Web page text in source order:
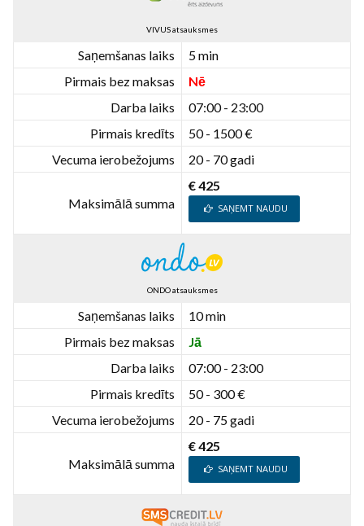
VIVUS atsauksmes
Saņemšanas laiks
5 min
Pirmais bez maksas
Nē
Darba laiks
07:00 - 23:00
Pirmais kredīts
50 - 1500 €
Vecuma ierobežojums
20 - 70 gadi
Maksimālā summa
€ 425
SAŅEMT NAUDU
ONDO atsauksmes
Saņemšanas laiks
10 min
Pirmais bez maksas
Jā
Darba laiks
07:00 - 23:00
Pirmais kredīts
50 - 300 €
Vecuma ierobežojums
20 - 75 gadi
Maksimālā summa
€ 425
SAŅEMT NAUDU